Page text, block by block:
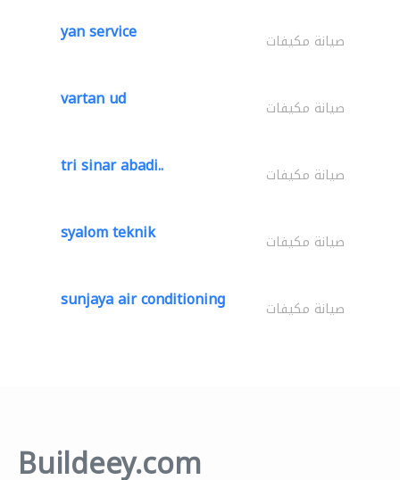
yan service صيانة مكيفات
vartan ud صيانة مكيفات
tri sinar abadi.. صيانة مكيفات
syalom teknik صيانة مكيفات
sunjaya air conditioning صيانة مكيفات
Buildeey.com